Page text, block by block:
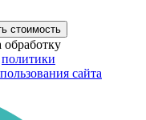
стоимость
обработку
политики
сайта